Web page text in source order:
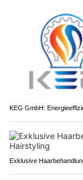
KEG GmbH:
Exklusive